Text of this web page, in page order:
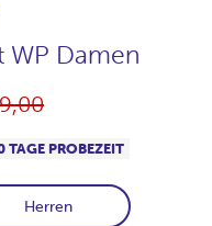
WP Damen
TAGE PROBEZEIT
Herren